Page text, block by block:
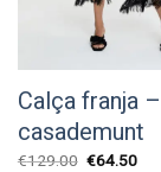
Calça franja
casademunt
€129.00 O
€64.50O